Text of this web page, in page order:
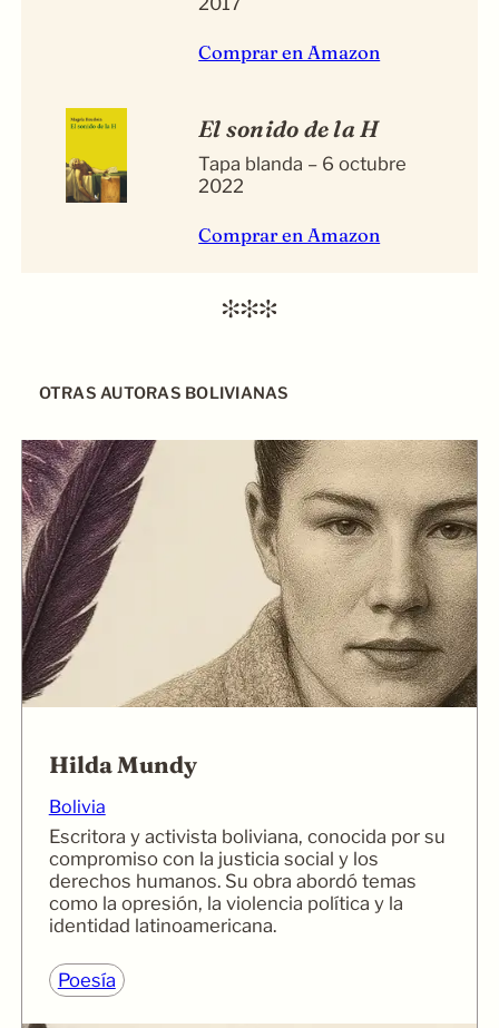
Comprar en Amazon
El sonido de la H
Tapa blanda – 6 octubre
2022
Comprar en Amazon
OTRAS AUTORAS BOLIVIANAS
Hilda Mundy
Bolivia
Escritora y activista boliviana, conocida por su
compromiso con la justicia social y los
derechos humanos. Su obra abordó temas
como la opresión, la violencia política y la
identidad latinoamericana.
Poesía